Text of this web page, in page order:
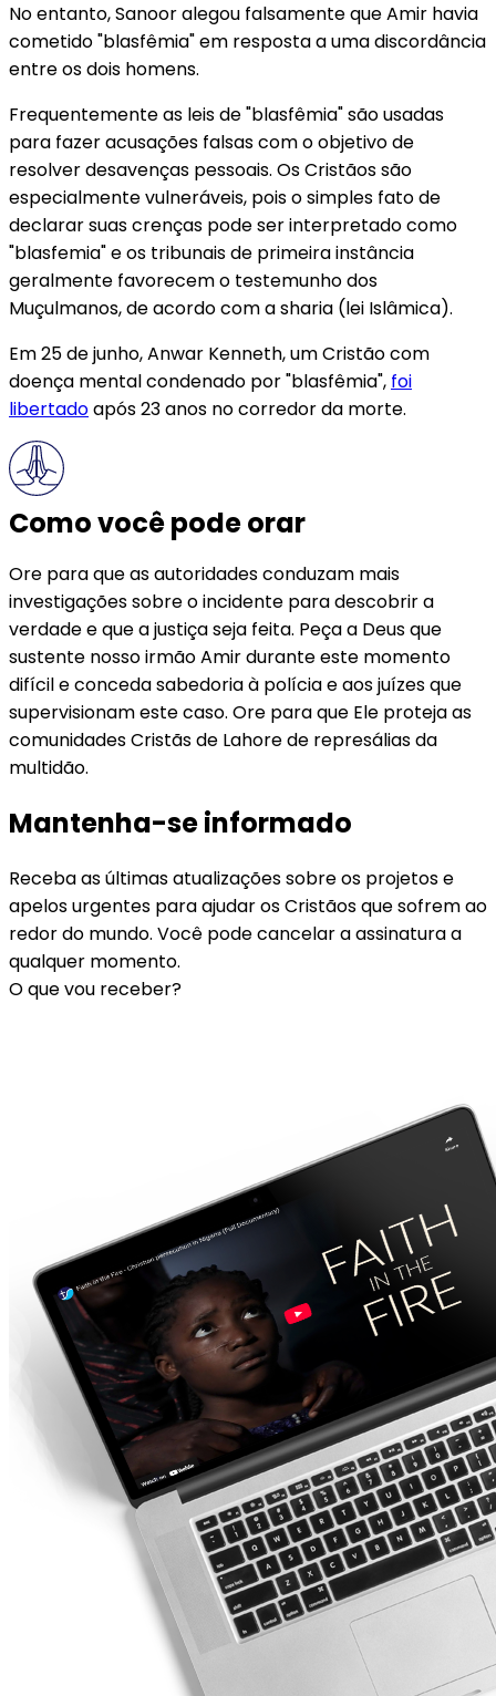
No entanto, Sanoor alegou falsamente que Amir havia
cometido "blasfêmia" em resposta a uma discordância
entre os dois homens.
Frequentemente as leis de "blasfêmia" são usadas
para fazer acusações falsas com o objetivo de
resolver desavenças pessoais. Os Cristãos são
especialmente vulneráveis, pois o simples fato de
declarar suas crenças pode ser interpretado como
"blasfemia" e os tribunais de primeira instância
geralmente favorecem o testemunho dos
Muçulmanos, de acordo com a sharia (lei Islâmica).
Em 25 de junho, Anwar Kenneth, um Cristão com
doença mental condenado por "blasfêmia", foi
libertadoapós 23 anos no corredor da morte.
Como você pode orar
Ore para que as autoridades conduzam mais
investigações sobre o incidente para descobrir a
verdade e que a justiça seja feita. Peça a Deus que
sustente nosso irmão Amir durante este momento
difícil e conceda sabedoria à polícia e aos juízes que
supervisionam este caso. Ore para que Ele proteja as
comunidades Cristãs de Lahore de represálias da
multidão.
Mantenha-se informado
Receba as últimas atualizações sobre os projetos e
apelos urgentes para ajudar os Cristãos que sofrem ao
redor do mundo. Você pode cancelar a assinatura a
qualquer momento.
O que vou receber?